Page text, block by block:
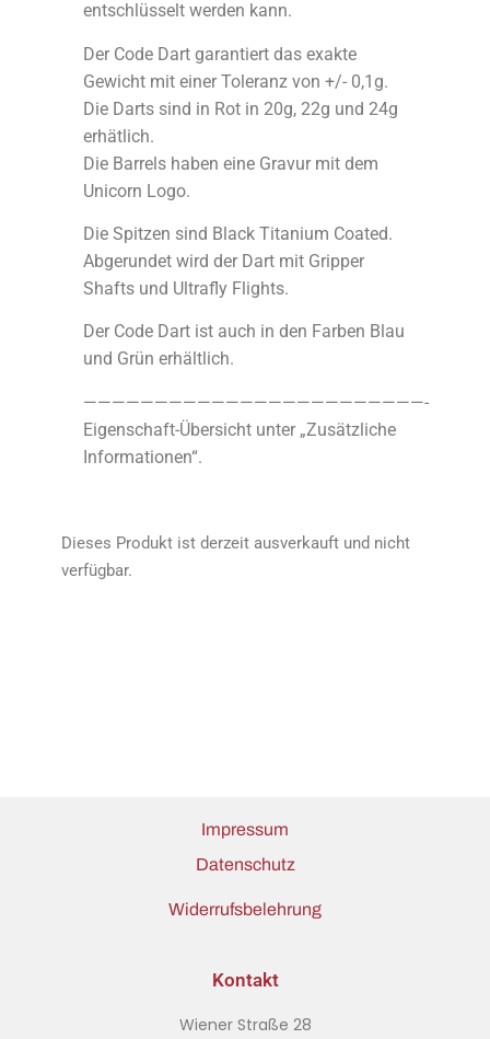
entschlüsselt werden kann.
Der Code Dart garantiert das exakte
Gewicht mit einer Toleranz von +/- 0,1g.
Die Darts sind in Rot in 20g, 22g und 24g
erhätlich.
Die Barrels haben eine Gravur mit dem
Unicorn Logo.
Die Spitzen sind Black Titanium Coated.
Abgerundet wird der Dart mit Gripper
Shafts und Ultrafly Flights.
Der Code Dart ist auch in den Farben Blau
und Grün erhältlich.
————————————————————————-
Eigenschaft-Übersicht unter „Zusätzliche
Informationen“.
Dieses Produkt ist derzeit ausverkauft und nicht
verfügbar.
Impressum
Datenschutz
Widerrufsbelehrung
Kontakt
Wiener Straße 28